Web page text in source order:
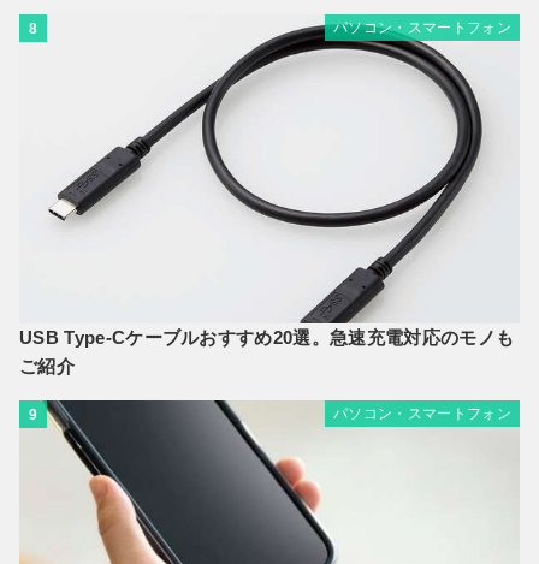
8 パソコン・スマートフォン
USB Type-Cケーブルおすすめ20選。急速充電対応のモノも
ご紹介
9 パソコン・スマートフォン